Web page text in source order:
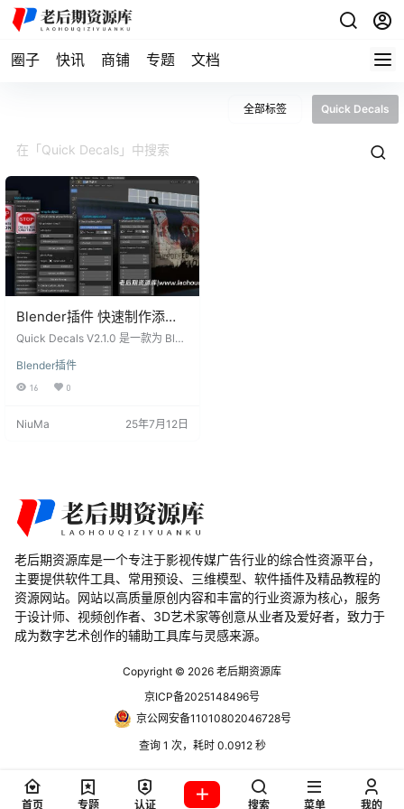
圈子 快讯 商铺 专题 文档
全部标签 Quick Decals
Blender插件 快速制作添加
污迹贴纸 Quick Decals
Quick Decals V2.1.0 是一款为 Blen
加污迹贴纸。其功能类似于或接近
于虚幻引擎的贴纸系统，可以让用
als V2.1.0 提供了快速添加贴纸的功
在 B…
Blender插件
16 0
NiuMa 25年7月12日
老后期资源库是一个专注于影视传媒广告行业的综合性资源平台，
主要提供软件工具、常用预设、三维模型、软件插件及精品教程的
资源网站。网站以高质量原创内容和丰富的行业资源为核心，服务
于设计师、视频创作者、3D艺术家等创意从业者及爱好者，致力于
成为数字艺术创作的辅助工具库与灵感来源。
Copyright © 2026 老后期资源库
京ICP备2025148496号
京公网安备11010802046728号
查询 1 次，耗时 0.0912 秒
首页 专题 认证 搜索 菜单 我的